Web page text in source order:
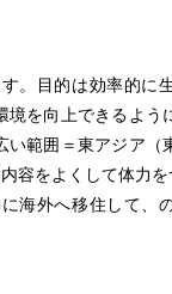
。目的は効率的に
を向上できるよう
範囲＝東アジア（
容をよくして体力を
海外へ移住して、